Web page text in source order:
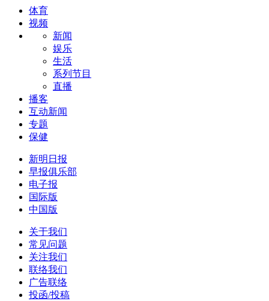
体育
视频
新闻
娱乐
生活
系列节目
直播
播客
互动新闻
专题
保健
新明日报
早报俱乐部
电子报
国际版
中国版
关于我们
常见问题
关注我们
联络我们
广告联络
投函/投稿